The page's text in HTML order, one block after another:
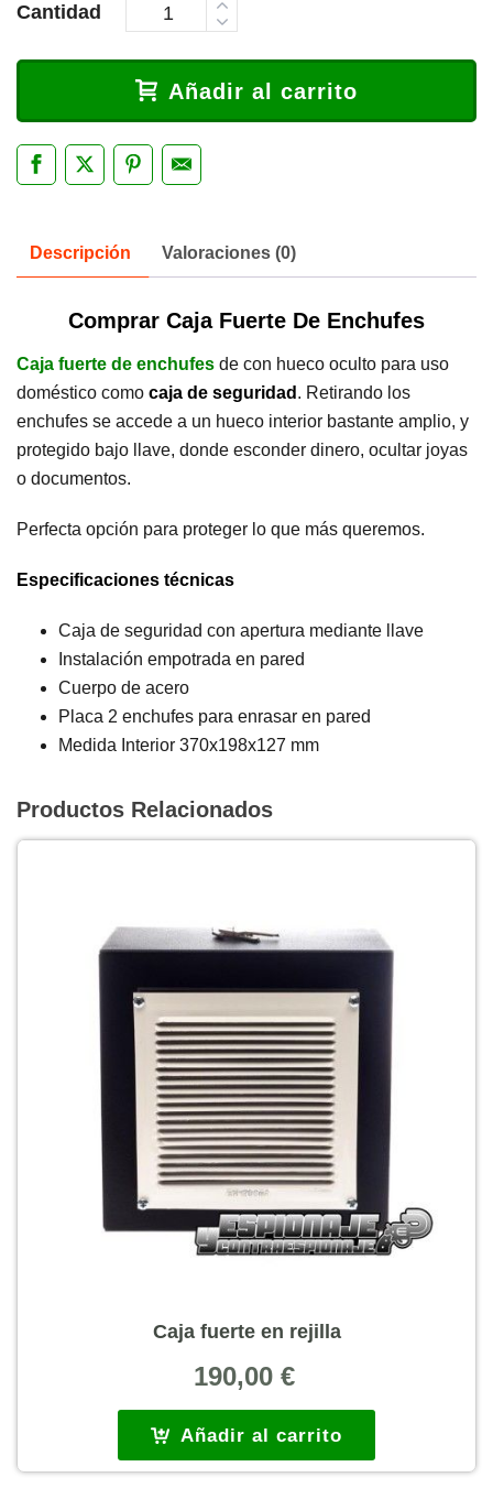
Cantidad
Añadir al carrito
Descripción Valoraciones (0)
Comprar Caja Fuerte De Enchufes
Caja fuerte de enchufes de con hueco oculto para uso
doméstico como caja de seguridad . Retirando los
enchufes se accede a un hueco interior bastante amplio, y
protegido bajo llave, donde esconder dinero, ocultar joyas
o documentos.
Perfecta opción para proteger lo que más queremos.
Especificaciones técnicas
Caja de seguridad con apertura mediante llave
Instalación empotrada en pared
Cuerpo de acero
Placa 2 enchufes para enrasar en pared
Medida Interior 370x198x127 mm
Productos Relacionados
Caja fuerte en rejilla
190,00 €
Añadir al carrito